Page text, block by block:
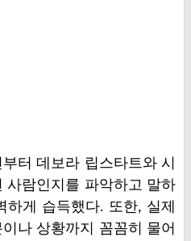
터 데보라 립스타트와 시
사람인지를 파악하고 말하
게 습득했다. 또한, 실제
나 상황까지 꼼꼼히 물어